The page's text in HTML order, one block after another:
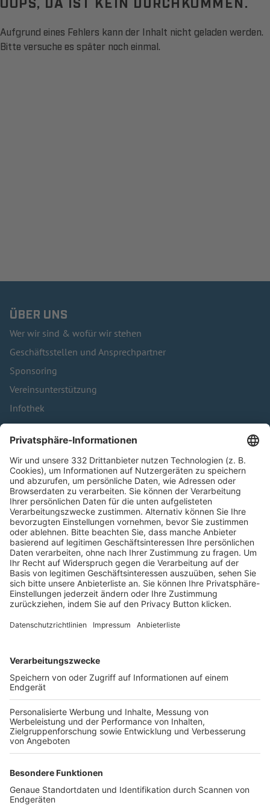
Aufgrund eines Fehlers kann der Inhalt nicht geladen werden.
Bitte versuche es später noch einmal.
ÜBER UNS
Wer wir sind & wofür wir stehen
Geschäftsstellen und Ansprechpartner
Sponsoring
Vereinsunterstützung
Infothek
Kontakt
HÄUFIG BESUCHTE SEITEN
Pässe und Vereinswechsel
Trainerausbildung
Schulungsangebot Vereinsmitarbeiter
BFV-Geschäftsstellen
Trainerbörse
Login SpielPlus
FOLGE DEM BFV
TOP-VEREINE
TOP-PARTNER